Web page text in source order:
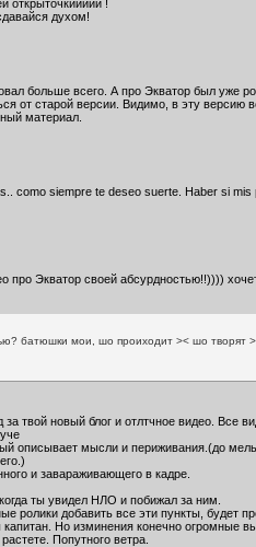
открыточкиииии !
духом!
больше всего. А про Экватор был уже
от старой версии. Видимо, в эту версию
материал.
como siempre te deseo suerte. Haber si mis
про Экватор своей абсурдностью!!))))
батюшки мои, шо проиходит >< шо творят
за твой новый блог и отлтчное видео. Все
описывает мысли и периживания.(до
и завараживающего в кадре.
ты увидел НЛО и побижал за ним.
ролики добавить все эти пункты, будет
Но изминения конечно огромные
Попутного ветра.